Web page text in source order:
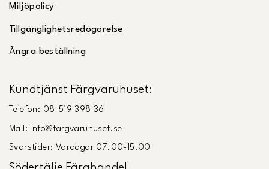
Miljöpolicy
Tillgänglighetsredogörelse
Ångra beställning
Kundtjänst Färgvaruhuset:
Telefon: 08-519 398 36
Mail: info@fargvaruhuset.se
Svarstider: Vardagar 07.00-15.00